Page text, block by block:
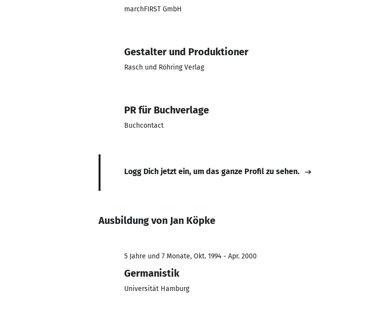
marchFIRST GmbH
Gestalter und Produktioner
Rasch und Röhring Verlag
PR für Buchverlage
Buchcontact
Logg Dich jetzt ein, um das ganze Profil zu sehen.
Ausbildung von Jan Köpke
5 Jahre und 7 Monate, Okt. 1994 - Apr. 2000
Germanistik
Universität Hamburg